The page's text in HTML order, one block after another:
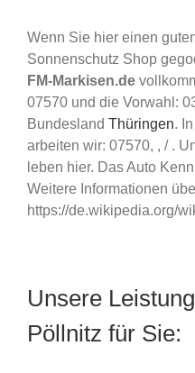
Wenn Sie hier einen
Sonnenschutz Shop
FM-Markisen.de
07570 und die Vorwahl:
Bundesland Thüringen.
arbeiten wir: 07570, , / .
leben hier. Das Auto
Weitere Informationen
https://de.wikipedia.org/
Unsere
Pöllnitz für Sie: